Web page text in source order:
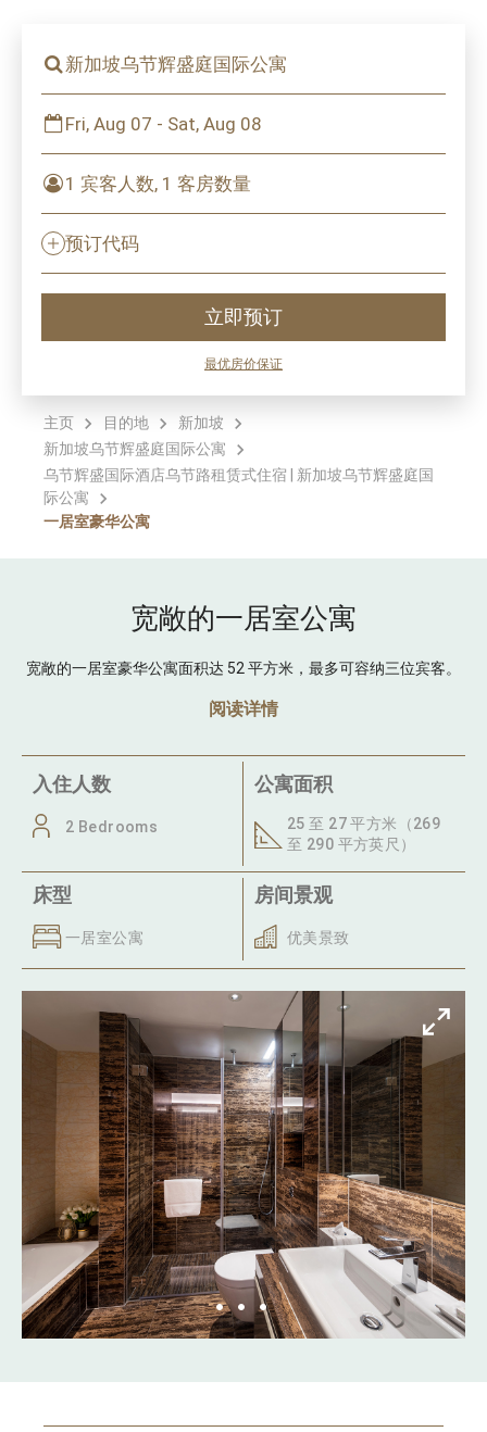
新加坡乌节辉盛庭国际公寓
Fri, Aug 07 - Sat, Aug 08
1 宾客人数, 1 客房数量
预订代码
立即预订
最优房价保证
主页 目的地
新加坡
新加坡乌节辉盛庭国际公寓
乌节辉盛国际酒店乌节路租赁式住宿 | 新加坡乌节辉盛庭国
际公寓
一居室豪华公寓
宽敞的一居室公寓
宽敞的一居室豪华公寓面积达 52 平方米，最多可容纳三位宾客。
阅读详情
入住人数
2 Bedrooms
公寓面积
25 至 27 平方米（269
至 290 平方英尺）
床型
一居室公寓
房间景观
优美景致